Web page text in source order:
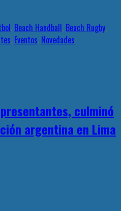
, Beach Handball, Beach Rugby,
, Eventos, Novedades
culminó
argentina en Lima